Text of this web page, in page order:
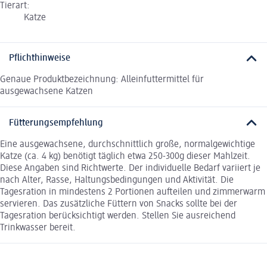
Tierart:
Katze
Pflichthinweise
Genaue Produktbezeichnung: Alleinfuttermittel für
ausgewachsene Katzen
Fütterungsempfehlung
Eine ausgewachsene, durchschnittlich große, normalgewichtige
Katze (ca. 4 kg) benötigt täglich etwa 250-300g dieser Mahlzeit.
Diese Angaben sind Richtwerte. Der individuelle Bedarf variiert je
nach Alter, Rasse, Haltungsbedingungen und Aktivität. Die
Tagesration in mindestens 2 Portionen aufteilen und zimmerwarm
servieren. Das zusätzliche Füttern von Snacks sollte bei der
Tagesration berücksichtigt werden. Stellen Sie ausreichend
Trinkwasser bereit.